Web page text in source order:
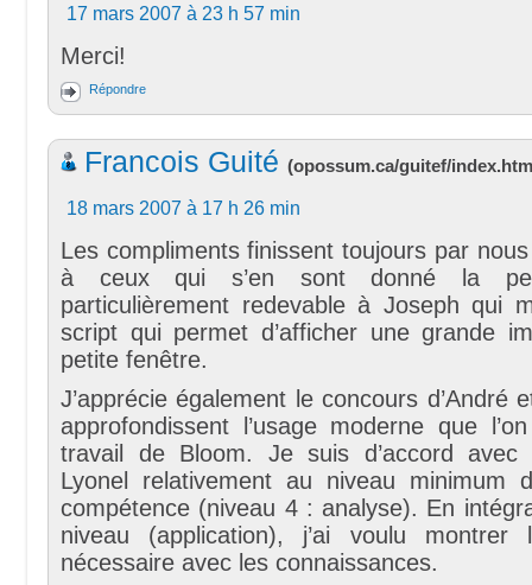
17 mars 2007 à 23 h 57 min
Merci!
Répondre
Francois Guité (opossum.ca/guitef/
18 mars 2007 à 17 h 26 min
Les compliments finissent toujours par
à ceux qui s’en sont donné la
particulièrement redevable à Joseph qui
script qui permet d’afficher une grande
petite fenêtre.
J’apprécie également le concours d’André
approfondissent l’usage moderne que
travail de Bloom. Je suis d’accord
Lyonel relativement au niveau minimum
compétence (niveau 4 : analyse). En
niveau (application), j’ai voulu montrer
nécessaire avec les connaissances.